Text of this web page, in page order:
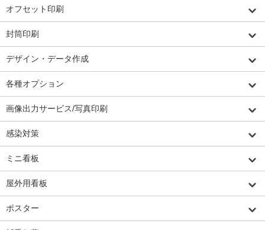
オフセット印刷
封筒印刷
デザイン・データ作成
各種オプション
画像出力サービス/写真印刷
感染対策
ミニ看板
屋外用看板
ポスター